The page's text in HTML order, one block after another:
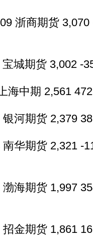
浙商期货 3,070
期货 3,002 -
中期 2,561 472
期货 2,379 38
期货 2,321 -
期货 1,997
期货 1,861